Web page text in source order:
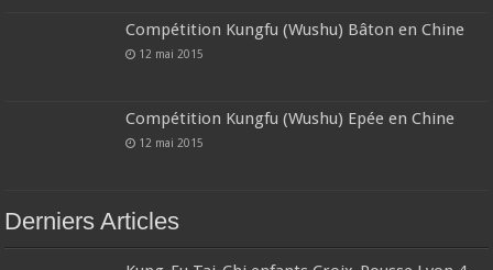
Compétition Kungfu (Wushu) Bâton en Chine
12 mai 2015
Compétition Kungfu (Wushu) Epée en Chine
12 mai 2015
Derniers Articles